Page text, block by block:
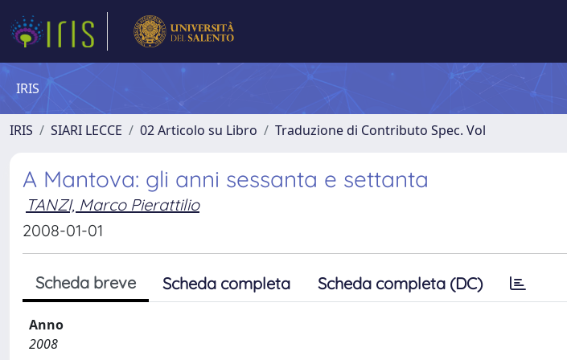
IRIS
IRIS SIARI LECCE 02 Articolo su Libro Traduzione di Contributo Spec. Vol
A Mantova: gli anni sessanta e settanta
TANZI, Marco Pierattilio
2008-01-01
Scheda breve Scheda completa Scheda completa (DC)
Anno
2008